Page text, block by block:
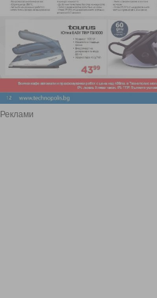
Реклами